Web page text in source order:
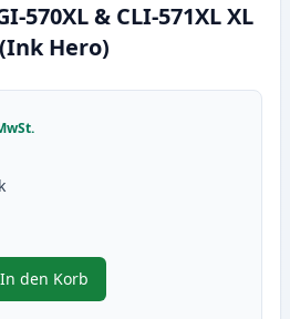
570XL & CLI-571XL XL
Hero)
um anzupassen
In den Korb
, 5 stück Canon PGI-570XL &